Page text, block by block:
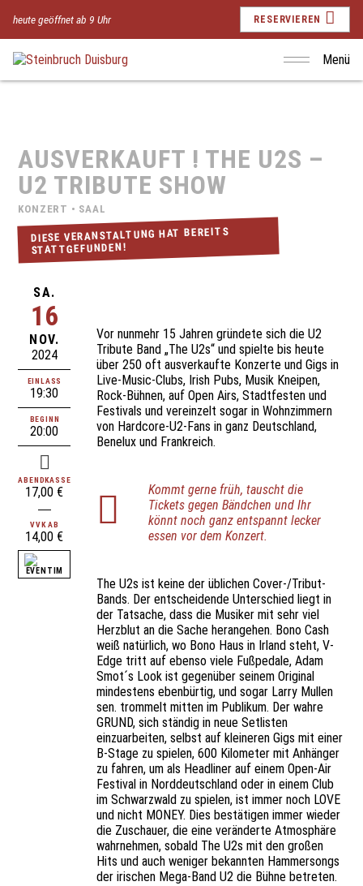
Menü
heute geöffnet ab 9 Uhr RESERVIEREN
AUSVERKAUFT ! THE U2S –
U2 TRIBUTE SHOW
KONZERT • SAAL
DIESE VERANSTALTUNG HAT BEREITS
STATTGEFUNDEN!
SA.
16
NOV.
2024
EINLASS
19:30
BEGINN
20:00
ABENDKASSE
17,00 €
VVK AB
14,00 €
Vor nunmehr 15 Jahren gründete sich die U2
Tribute Band „The U2s“ und spielte bis heute
über 250 oft ausverkaufte Konzerte und Gigs in
Live-Music-Clubs, Irish Pubs, Musik Kneipen,
Rock-Bühnen, auf Open Airs, Stadtfesten und
Festivals und vereinzelt sogar in Wohnzimmern
von Hardcore-U2-Fans in ganz Deutschland,
Benelux und Frankreich.
Kommt gerne früh, tauscht die
Tickets gegen Bändchen und Ihr
könnt noch ganz entspannt lecker
essen vor dem Konzert.
The U2s ist keine der üblichen Cover-/Tribut-
Bands. Der entscheidende Unterschied liegt in
der Tatsache, dass die Musiker mit sehr viel
Herzblut an die Sache herangehen. Bono Cash
weiß natürlich, wo Bono Haus in Irland steht, V-
Edge tritt auf ebenso viele Fußpedale, Adam
Smot´s Look ist gegenüber seinem Original
mindestens ebenbürtig, und sogar Larry Mullen
sen. trommelt mitten im Publikum. Der wahre
GRUND, sich ständig in neue Setlisten
einzuarbeiten, selbst auf kleineren Gigs mit einer
B-Stage zu spielen, 600 Kilometer mit Anhänger
zu fahren, um als Headliner auf einem Open-Air
Festival in Norddeutschland oder in einem Club
im Schwarzwald zu spielen, ist immer noch LOVE
und nicht MONEY. Dies bestätigen immer wieder
die Zuschauer, die eine veränderte Atmosphäre
wahrnehmen, sobald The U2s mit den großen
Hits und auch weniger bekannten Hammersongs
der irischen Mega-Band U2 die Bühne betreten.